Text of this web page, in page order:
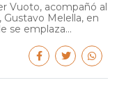
Vuoto, acompañó al
Melella, en
se emplaza...